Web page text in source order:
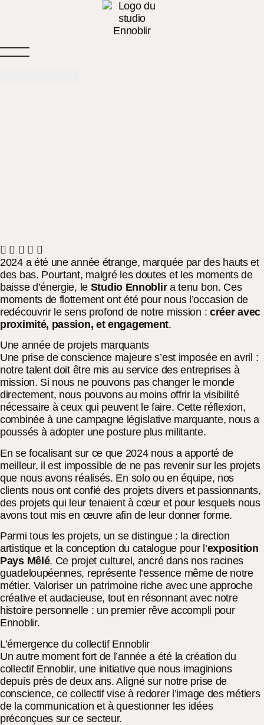
2024 a été une année étrange, marquée par des hauts et
des bas. Pourtant, malgré les doutes et les moments de
baisse d’énergie, le Studio Ennoblira tenu bon. Ces
moments de flottement ont été pour nous l’occasion de
redécouvrir le sens profond de notre mission : créer avec
proximité, passion, et engagement.
Une année de projets marquants
Une prise de conscience majeure s’est imposée en avril :
notre talent doit être mis au service des entreprises à
mission. Si nous ne pouvons pas changer le monde
directement, nous pouvons au moins offrir la visibilité
nécessaire à ceux qui peuvent le faire. Cette réflexion,
combinée à une campagne législative marquante, nous a
poussés à adopter une posture plus militante.
En se focalisant sur ce que 2024 nous a apporté de
meilleur, il est impossible de ne pas revenir sur les projets
que nous avons réalisés. En solo ou en équipe, nos
clients nous ont confié des projets divers et passionnants,
des projets qui leur tenaient à cœur et pour lesquels nous
avons tout mis en œuvre afin de leur donner forme.
Parmi tous les projets, un se distingue : la direction
artistique et la conception du catalogue pour l’exposition
Pays Mêlé. Ce projet culturel, ancré dans nos racines
guadeloupéennes, représente l’essence même de notre
métier. Valoriser un patrimoine riche avec une approche
créative et audacieuse, tout en résonnant avec notre
histoire personnelle : un premier rêve accompli pour
Ennoblir.
L’émergence du collectif Ennoblir
Un autre moment fort de l’année a été la création du
collectif Ennoblir, une initiative que nous imaginions
depuis près de deux ans. Aligné sur notre prise de
conscience, ce collectif vise à redorer l’image des métiers
de la communication et à questionner les idées
préconçues sur ce secteur.